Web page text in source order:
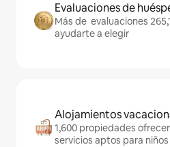
Evaluaciones de
Más de evaluaciones
ayudarte a elegir
Alojamientos
1,600 propiedades
servicios aptos para niños